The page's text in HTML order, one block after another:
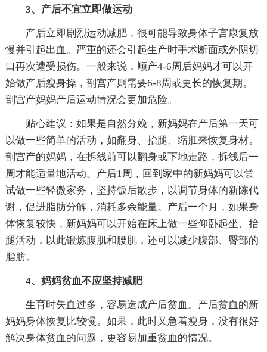
3、产后不宜立即做运动
产后立即剧烈运动减肥，很可能导致身体子宫康复放
慢并引起出血。严重的还会引起生产时手术断面或外阴切
口再次遭受损伤。一般来说，顺产4-6周后妈妈才可以开
始做产后瘦身操，剖宫产则需要6-8周或更长的恢复期。
剖宫产妈妈产后运动情况会更加危险。
贴心建议：如果是自然分娩，新妈妈在产后第一天可
以做一些简单的活动，如翻身、抬腿、缩肛来恢复身材。
剖宫产的妈妈，在拆线前可以翻身或下地走路，拆线后一
周才能适量地活动。产后1周，回到家中的新妈妈可以尝
试做一些轻微家务，坚持饭后散步，以调节身体的新陈代
谢，促进脂肪分解，消耗多余能量。产后一个月，如果身
体恢复较快，新妈妈可以开始在床上做一些仰卧起坐、抬
腿活动，以此锻炼腹肌和腰肌，还可以减少腹部、臀部的
脂肪。
4、妈妈贫血不应坚持减肥
生育时失血过多，容易造成产后贫血。产后贫血的新
妈妈身体恢复比较慢。如果，此时又急着瘦身，没有很好
解决身体贫血的问题，更容易加重贫血的情况。